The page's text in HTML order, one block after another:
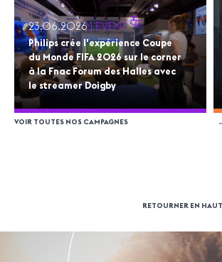
VOIR TOUTES NOS CAMPAGNES
23.06.2026 | EVENT
Philips crée l'expérience Coupe
du Monde FIFA 2026 sur le corner
à la Fnac Forum des Halles avec
le streamer Doigby
RETOURNER EN